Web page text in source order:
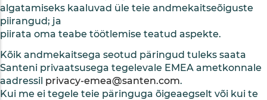
algatamiseks kaaluvad üle teie andmekaitseõiguste
piirangud; ja
piirata oma teabe töötlemise teatud aspekte.
Kõik andmekaitsega seotud päringud tuleks saata
Santeni privaatsusega tegelevale EMEA ametkonnale
aadressil privacy-emea@santen.com.
Kui me ei tegele teie päringuga õigeaegselt või kui te